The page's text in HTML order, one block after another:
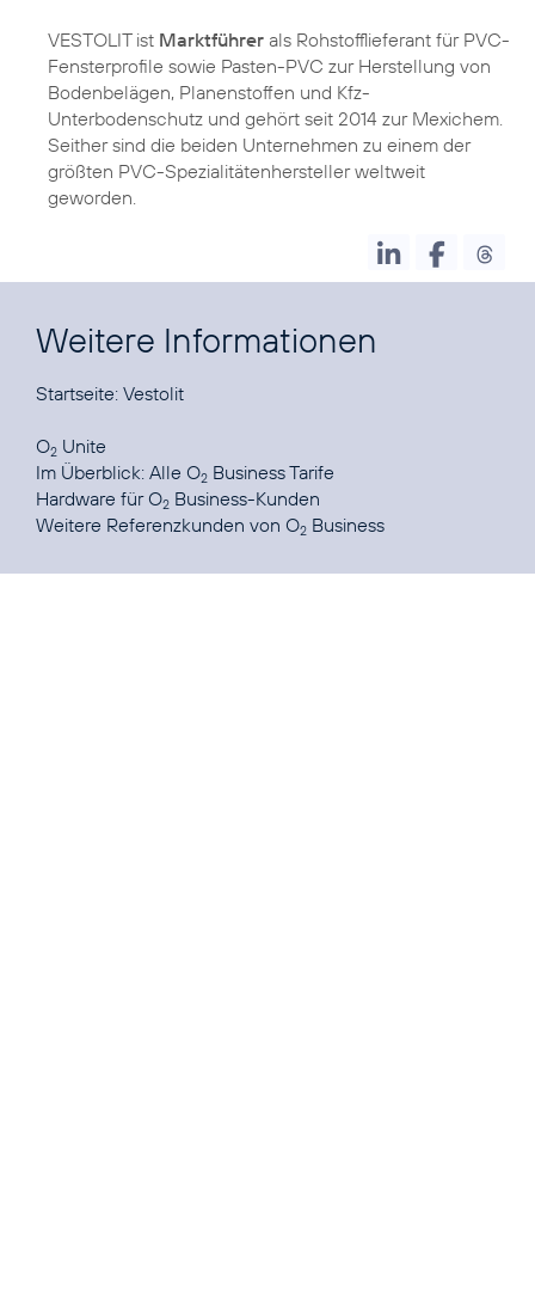
VESTOLIT ist Marktführer als Rohstofflieferant für PVC-
Fensterprofile sowie Pasten-PVC zur Herstellung von
Bodenbelägen, Planenstoffen und Kfz-
Unterbodenschutz und gehört seit 2014 zur Mexichem.
Seither sind die beiden Unternehmen zu einem der
größten PVC-Spezialitätenhersteller weltweit
geworden.
Weitere Informationen
Startseite: Vestolit
O2 Unite
Im Überblick: Alle O2 Business Tarife
Hardware für O2 Business-Kunden
Weitere Referenzkunden von O2 Business